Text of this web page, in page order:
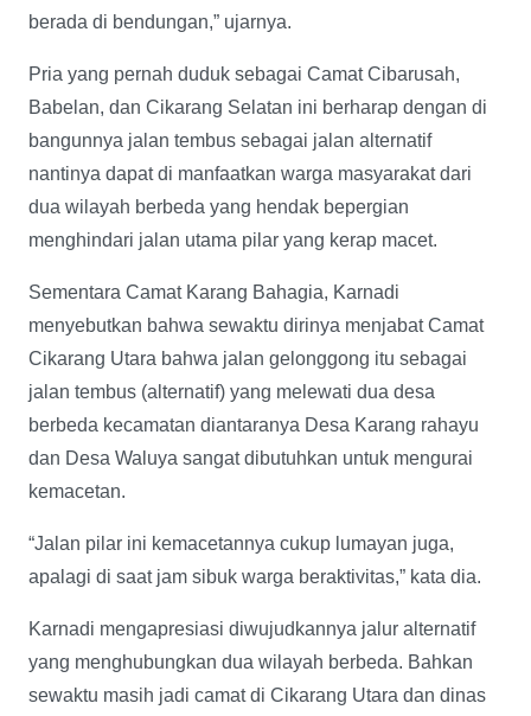
berada di bendungan,” ujarnya.
Pria yang pernah duduk sebagai Camat Cibarusah,
Babelan, dan Cikarang Selatan ini berharap dengan di
bangunnya jalan tembus sebagai jalan alternatif
nantinya dapat di manfaatkan warga masyarakat dari
dua wilayah berbeda yang hendak bepergian
menghindari jalan utama pilar yang kerap macet.
Sementara Camat Karang Bahagia, Karnadi
menyebutkan bahwa sewaktu dirinya menjabat Camat
Cikarang Utara bahwa jalan gelonggong itu sebagai
jalan tembus (alternatif) yang melewati dua desa
berbeda kecamatan diantaranya Desa Karang rahayu
dan Desa Waluya sangat dibutuhkan untuk mengurai
kemacetan.
“Jalan pilar ini kemacetannya cukup lumayan juga,
apalagi di saat jam sibuk warga beraktivitas,” kata dia.
Karnadi mengapresiasi diwujudkannya jalur alternatif
yang menghubungkan dua wilayah berbeda. Bahkan
sewaktu masih jadi camat di Cikarang Utara dan dinas